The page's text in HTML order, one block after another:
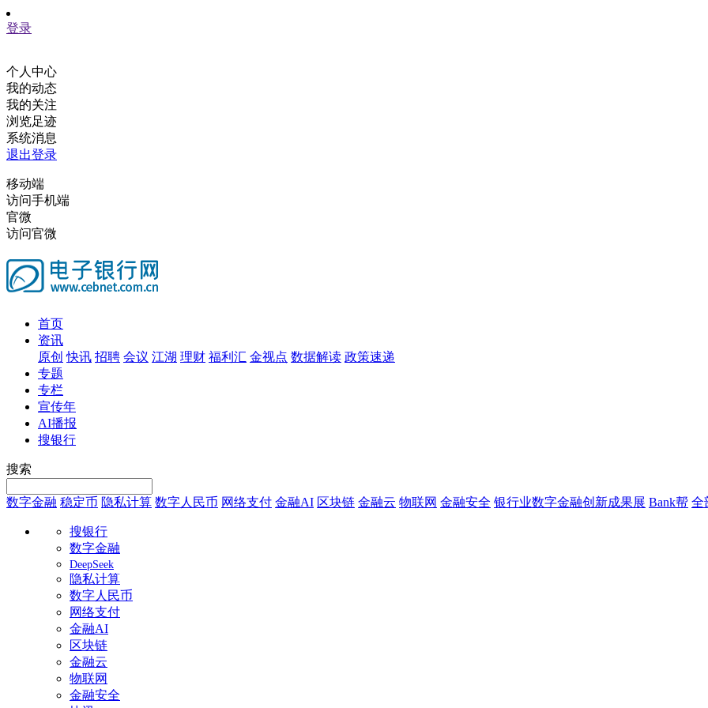
登录
个人中心
我的动态
我的关注
浏览足迹
系统消息
退出登录
移动端
访问手机端
官微
访问官微
首页
资讯
原创 快讯 招聘 会议 江湖 理财 福利汇 金视点 数据解读 政策速递
专题
专栏
宣传年
AI播报
搜银行
搜索
数字金融 稳定币 隐私计算 数字人民币 网络支付 金融AI 区块链 金融云 物联网 金融安全 银行业数字金融创新成果展 Bank帮 全
搜银行
数字金融
DeepSeek
隐私计算
数字人民币
网络支付
金融AI
区块链
金融云
物联网
金融安全